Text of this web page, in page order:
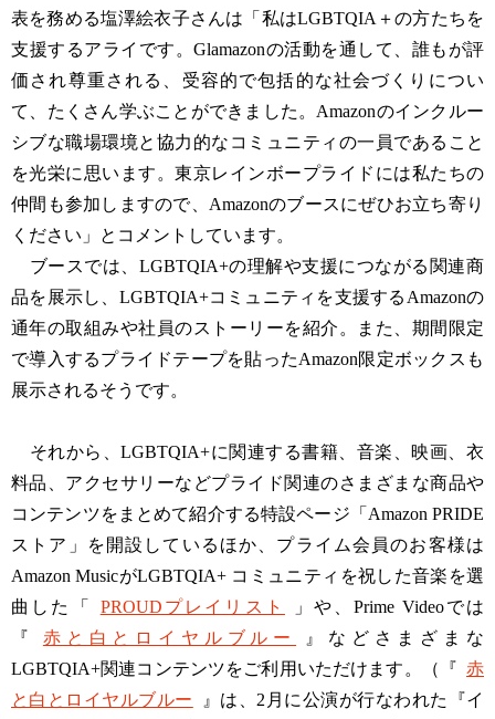
表を務める塩澤絵衣子さんは「私はLGBTQIA＋の方たちを
支援するアライです。Glamazonの活動を通して、誰もが評
価され尊重される、受容的で包括的な社会づくりについ
て、たくさん学ぶことができました。Amazonのインクルー
シブな職場環境と協力的なコミュニティの一員であること
を光栄に思います。東京レインボープライドには私たちの
仲間も参加しますので、Amazonのブースにぜひお立ち寄り
ください」とコメントしています。
ブースでは、LGBTQIA+の理解や支援につながる関連商
品を展示し、LGBTQIA+コミュニティを支援するAmazonの
通年の取組みや社員のストーリーを紹介。また、期間限定
で導入するプライドテープを貼ったAmazon限定ボックスも
展示されるそうです。
それから、LGBTQIA+に関連する書籍、音楽、映画、衣
料品、アクセサリーなどプライド関連のさまざまな商品や
コンテンツをまとめて紹介する特設ページ「Amazon PRIDE
ストア」を開設しているほか、プライム会員のお客様は
Amazon MusicがLGBTQIA+ コミュニティを祝した音楽を選
曲した「
PROUDプレイリスト
」や、Prime Videoでは
『
赤と白とロイヤルブルー
』などさまざまな
LGBTQIA+関連コンテンツをご利用いただけます。（『 赤
と白とロイヤルブルー
』は、2月に公演が行なわれた『イ